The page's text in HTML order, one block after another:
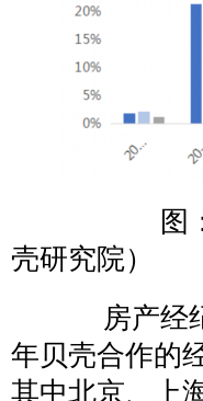
图：房
壳研究院）
房产经纪
年贝壳合作的
其中北京、上